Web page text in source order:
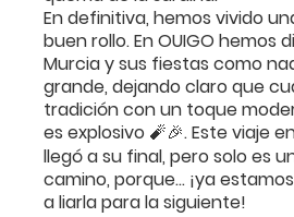
En definitiva, hemos vivido
buen rollo. En OUIGO hemos
Murcia y sus fiestas como
grande, dejando claro que
tradición con un toque
es explosivo 🧨🎉. Este viaje
llegó a su final, pero solo es
camino, porque… ¡ya
a liarla para la siguiente!